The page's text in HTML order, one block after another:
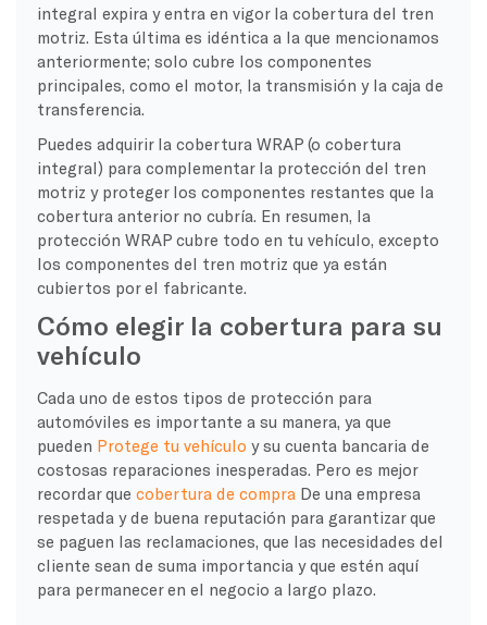
integral expira y entra en vigor la cobertura del tren
motriz. Esta última es idéntica a la que mencionamos
anteriormente; solo cubre los componentes
principales, como el motor, la transmisión y la caja de
transferencia.
Puedes adquirir la cobertura WRAP (o cobertura
integral) para complementar la protección del tren
motriz y proteger los componentes restantes que la
cobertura anterior no cubría. En resumen, la
protección WRAP cubre todo en tu vehículo, excepto
los componentes del tren motriz que ya están
cubiertos por el fabricante.
Cómo elegir la cobertura para su
vehículo
Cada uno de estos tipos de protección para
automóviles es importante a su manera, ya que
pueden Protege tu vehículo y su cuenta bancaria de
costosas reparaciones inesperadas. Pero es mejor
recordar que cobertura de compra De una empresa
respetada y de buena reputación para garantizar que
se paguen las reclamaciones, que las necesidades del
cliente sean de suma importancia y que estén aquí
para permanecer en el negocio a largo plazo.